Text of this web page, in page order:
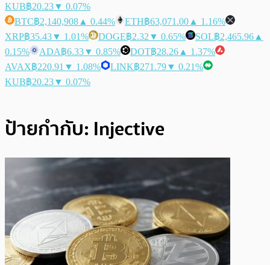
KUB฿20.23▼ 0.07%
BTC฿2,140,908 ▲ 0.44% ETH฿63,071.00 ▲ 1.16%
XRP฿35.43▼ 1.01% DOGE฿2.32 ▼ 0.65% SOL฿2,465.96 ▲
0.15%
ADA฿6.33▼ 0.85% DOT฿28.26 ▲ 1.37%
AVAX฿220.91 ▼ 1.08% LINK฿271.79▼ 0.21%
KUB฿20.23▼ 0.07%
ป้ายกำกับ: Injective